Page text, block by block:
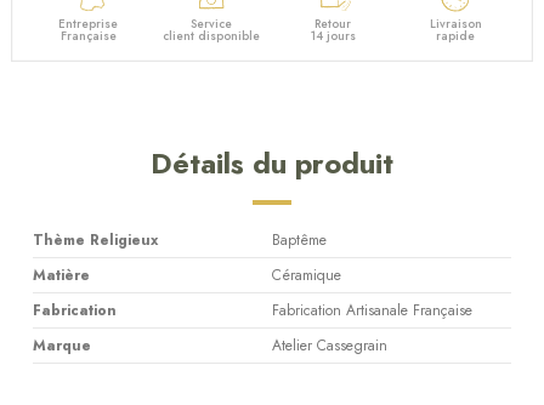
Entreprise
Française
Service
client disponible
Retour
14 jours
Livraison
rapide
Détails du produit
Thème Religieux
Baptême
Matière
Céramique
Fabrication
Fabrication Artisanale Française
Marque
Atelier Cassegrain